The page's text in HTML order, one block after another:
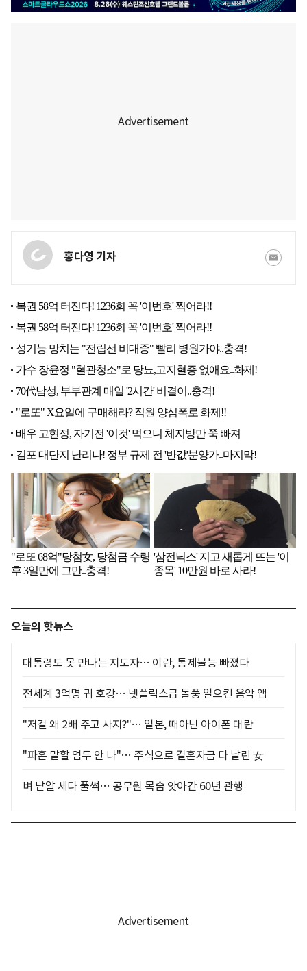
홍다영 기자
오늘의 핫뉴스
대통령도 못 만나는 지도자… 이란, 통제불능 빠졌다
전세계 3억명 귀 호강… 넷플릭스급 돌풍 일으킨 음악 앱
"저걸 왜 2배 주고 사지?"… 일본, 때아닌 아이폰 대란
"파혼 말할 엄두 안 나"… 주식으로 결혼자금 다 날린 女
벼 낱알 세다 풀썩… 공무원 목숨 앗아간 60년 관행